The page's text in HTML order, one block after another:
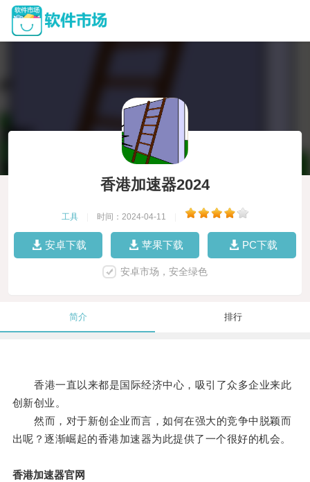
香港加速器2024
工具 时间：2024-04-11
安卓下载 苹果下载 PC下载
安卓市场，安全绿色
简介 排行
香港一直以来都是国际经济中心，吸引了众多企业来此
创新创业。
然而，对于新创企业而言，如何在强大的竞争中脱颖而
出呢？逐渐崛起的香港加速器为此提供了一个很好的机会。
香港加速器官网